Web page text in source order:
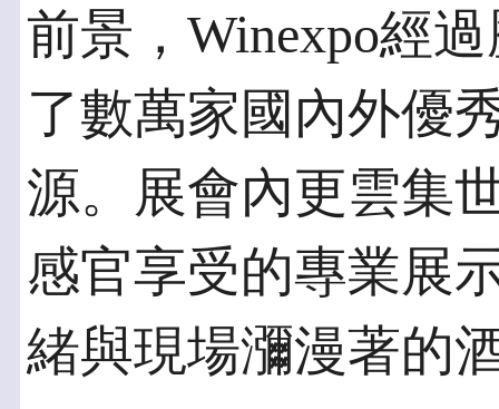
前景，Winexpo經
了數萬家國內外優
源。展會內更雲集
感官享受的專業展
緒與現場瀰漫著的